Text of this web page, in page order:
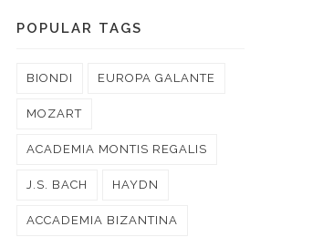
POPULAR TAGS
BIONDI EUROPA GALANTE
MOZART
ACADEMIA MONTIS REGALIS
J.S. BACH HAYDN
ACCADEMIA BIZANTINA